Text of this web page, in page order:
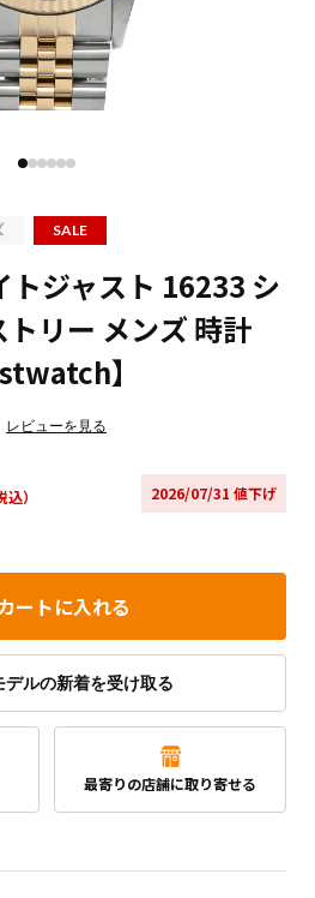
SALE
トジャスト 16233 シ
リー メンズ 時計
】
レビューを見る
2026/07/31 値下げ
込）
ートに入れる
デルの新着を受け取る
最寄りの店舗に取り寄せる